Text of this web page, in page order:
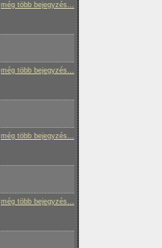
még több bejegyzés...
még több bejegyzés...
még több bejegyzés...
még több bejegyzés...